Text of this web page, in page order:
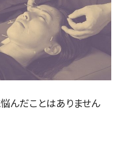
んだことはありません